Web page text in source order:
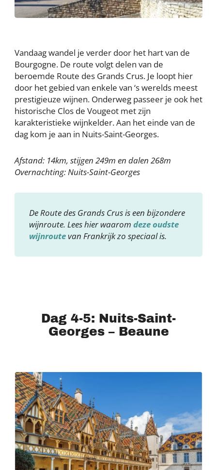
Vandaag wandel je verder door het hart van de
Bourgogne. De route volgt delen van de
beroemde Route des Grands Crus. Je loopt hier
door het gebied van enkele van ‘s werelds meest
prestigieuze wijnen. Onderweg passeer je ook het
historische Clos de Vougeot met zijn
karakteristieke wijnkelder. Aan het einde van de
dag kom je aan in Nuits-Saint-Georges.
Afstand: 14km, stijgen 249m en dalen 268m
Overnachting: Nuits-Saint-Georges
De Route des Grands Crus is een bijzondere
wijnroute. Lees hier waarom deze oudste
wijnroutevan Frankrijk zo speciaal is.
Dag 4-5: Nuits-Saint-
Georges – Beaune